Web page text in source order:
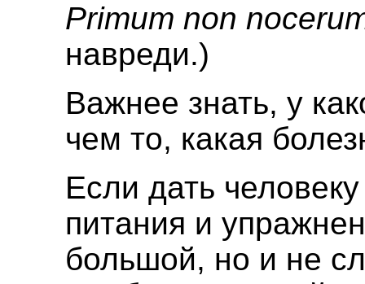
Primum non
навреди.)
Важнее знать, у
чем то, какая
Если дать
питания и
большой, но и не